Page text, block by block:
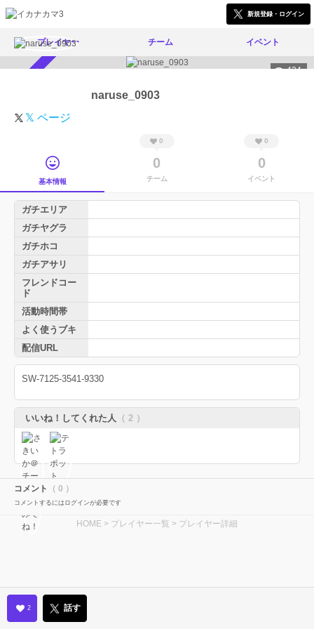
新規登録・ログイン
プレイヤー チーム イベント
424
naruse_0903
𝕏 ページ
基本情報
0
0
チーム
0
0
イベント
ガチエリア
ガチヤグラ
ガチホコ
ガチアサリ
フレンドコー
ド
活動時間帯
よく使うブキ
配信URL
SW-7125-3541-9330
いいね！してくれた人 （ 2 ）
コメント （ 0 ）
コメントするにはログインが必要です
HOME > プレイヤー一覧 > プレイヤー詳細
2 話す